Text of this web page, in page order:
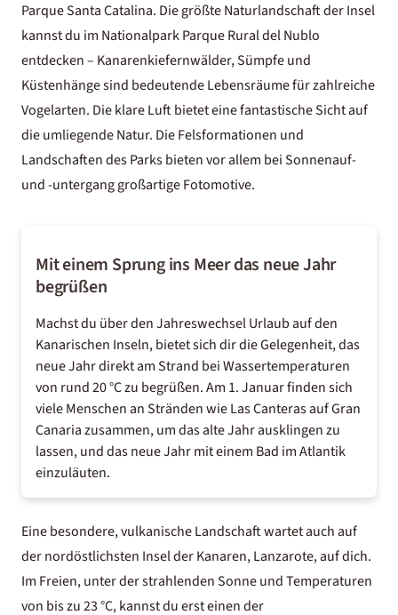
Parque Santa Catalina. Die größte Naturlandschaft der Insel
kannst du im Nationalpark Parque Rural del Nublo
entdecken – Kanarenkiefernwälder, Sümpfe und
Küstenhänge sind bedeutende Lebensräume für zahlreiche
Vogelarten. Die klare Luft bietet eine fantastische Sicht auf
die umliegende Natur. Die Felsformationen und
Landschaften des Parks bieten vor allem bei Sonnenauf-
und -untergang großartige Fotomotive.
Mit einem Sprung ins Meer das neue Jahr
begrüßen
Machst du über den JahreswechselUrlaub auf den
Kanarischen Inseln, bietet sich dir die Gelegenheit, das
neue Jahr direkt am Strand bei Wassertemperaturen
von rund 20 °C zu begrüßen. Am 1. Januar finden sich
viele Menschen an Stränden wie Las Canteras auf Gran
Canaria zusammen, um das alte Jahr ausklingen zu
lassen, und das neue Jahr mit einem Bad im Atlantik
einzuläuten.
Eine besondere, vulkanische Landschaft wartet auch auf
der nordöstlichsten Insel der Kanaren,Lanzarote, auf dich.
Im Freien, unter der strahlenden Sonne und Temperaturen
von bis zu 23 °C, kannst du erst einen der